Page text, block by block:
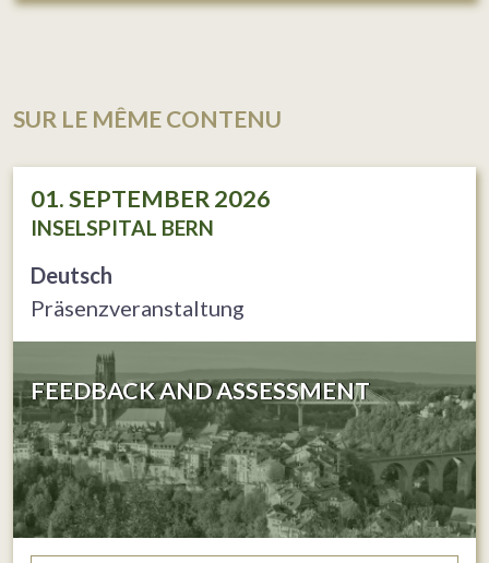
SUR LE MÊME CONTENU
01. SEPTEMBER 2026
INSELSPITAL BERN
Deutsch
Präsenzveranstaltung
FEEDBACK AND ASSESSMENT